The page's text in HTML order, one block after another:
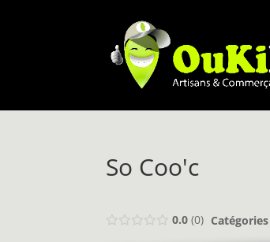
So Coo'c
0.0 0 Catégories